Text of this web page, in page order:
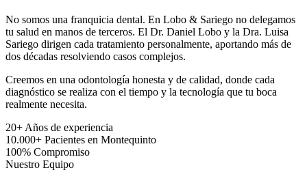
No somos una franquicia dental. En Lobo & Sariego no delegamos
tu salud en manos de terceros. El Dr. Daniel Lobo y la Dra. Luisa
Sariego dirigen cada tratamiento personalmente, aportando más de
dos décadas resolviendo casos complejos.
Creemos en una odontología honesta y de calidad, donde cada
diagnóstico se realiza con el tiempo y la tecnología que tu boca
realmente necesita.
20+ Años de experiencia
10.000+ Pacientes en Montequinto
100% Compromiso
Nuestro Equipo